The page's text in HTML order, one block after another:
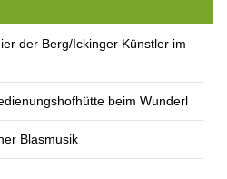
der Berg/Ickinger Künstler im
beim Wunderl
Blasmusik